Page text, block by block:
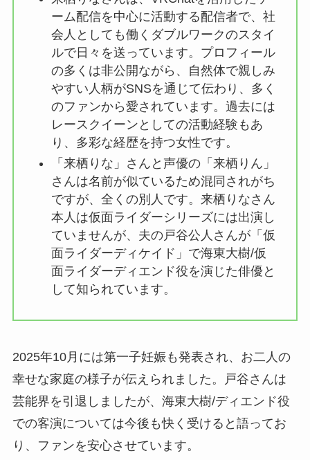
ーム配信を中心に活動する配信者で、社
会人としても働くダブルワークのスタイ
ルで日々を送っています。プロフィール
の多くは非公開ながら、自然体で親しみ
やすい人柄がSNSを通じて伝わり、多く
のファンから愛されています。過去には
レースクイーンとしての活動経験もあ
り、多彩な経歴を持つ女性です。
「来栖りな」さんと声優の「来栖りん」
さんは名前が似ているため混同されがち
ですが、全くの別人です。来栖りなさん
本人は仮面ライダーシリーズには出演し
ていませんが、夫の戸谷公人さんが「仮
面ライダーディケイド」で海東大樹/仮
面ライダーディエンド役を演じた俳優と
して知られています。
2025年10月には第一子妊娠も発表され、お二人の
幸せな家庭の様子が伝えられました。戸谷さんは
芸能界を引退しましたが、海東大樹/ディエンド役
での客演については今後も快く受けると語ってお
り、ファンを安心させています。